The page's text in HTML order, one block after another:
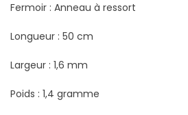
Fermoir : Anneau à ressort
Longueur : 50 cm
Largeur : 1,6 mm
Poids : 1,4 gramme